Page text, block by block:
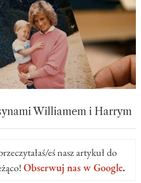
Williamem i Harrym
eś nasz artykuł do
Obserwuj nas w Google.